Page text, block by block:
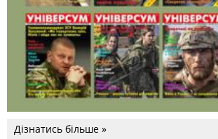
Дізнатись більше »